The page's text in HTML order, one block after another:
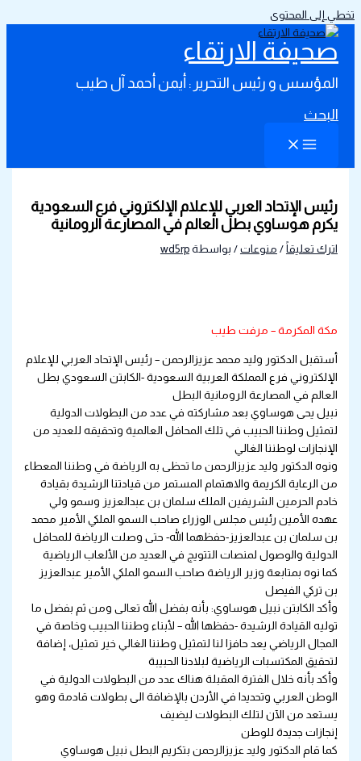
تخطي إلى المحتوى
صحيفة الارتقاء
المؤسس و رئيس التحرير : أيمن أحمد آل طيب
البحث
رئيس الإتحاد العربي للإعلام الإلكتروني فرع السعودية
يكرم هوساوي بطل العالم في المصارعة الرومانية
اترك تعليقاً / منوعات / بواسطة wd5rp
مكة المكرمة – مرفت طيب
أستقبل الدكتور وليد محمد عزيزالرحمن – رئيس الإتحاد العربي للإعلام
الإلكتروني فرع المملكة العربية السعودية -الكابتن السعودي بطل
العالم في المصارعة الرومانية البطل
نبيل يحى هوساوي بعد مشاركته في عدد من البطولات الدولية
لتمثيل وطننا الحبيب في تلك المحافل العالمية وتحقيقه للعديد من
الإنجازات لوطننا الغالي
ونوه الدكتور وليد عزيزالرحمن ما تحظى به الرياضة في وطننا المعطاء
من الرعاية الكريمة والاهتمام المستمر من قيادتنا الرشيدة بقيادة
خادم الحرمين الشريفين الملك سلمان بن عبدالعزيز وسمو ولي
عهده الأمين رئيس مجلس الوزراء صاحب السمو الملكي الأمير محمد
بن سلمان بن عبدالعزيز-حفظهما الله- حتى وصلت الرياضة للمحافل
الدولية والوصول لمنصات التتويج في العديد من الألعاب الرياضية
كما نوه بمتابعة وزير الرياضة صاحب السمو الملكي الأمير عبدالعزيز
بن تركي الفيصل
وأكد الكابتن نبيل هوساوي: بأنه بفضل الله تعالى ومن ثم بفضل ما
توليه القيادة الرشيدة -حفظها الله – لأبناء وطننا الحبيب وخاصة في
المجال الرياضي يعد حافزا لنا لتمثيل وطننا الغالي خير تمثيل، إضافة
لتحقيق المكتسبات الرياضية لبلادنا الحبيبة
وأكد بأنه خلال الفترة المقبلة هناك عدد من البطولات الدولية في
الوطن العربي وتحديدا في الأردن بالإضافة الى بطولات قادمة وهو
يستعد من الآن لتلك البطولات ليضيف
إنجازات جديدة للوطن
كما قام الدكتور وليد عزيزالرحمن بتكريم البطل نبيل هوساوي